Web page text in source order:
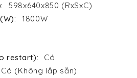
598x640x850 (RxSxC)
1800W
Có
Có (Không lắp sẵn)